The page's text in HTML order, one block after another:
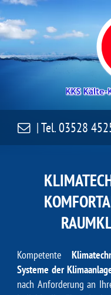
| Tel.03528
Kompetente
Systeme der
nach Anforderung an